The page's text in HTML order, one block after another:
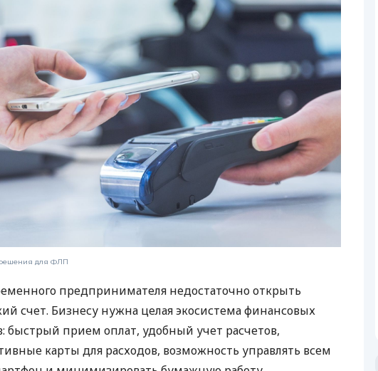
для ФЛП
предпринимателя недостаточно открыть
счет. Бизнесу нужна целая экосистема финансовых
быстрый прием оплат, удобный учет расчетов,
карты для расходов, возможность управлять всем